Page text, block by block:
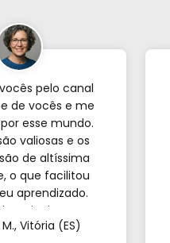
pelo canal
de vocês e me
esse mundo.
valiosas e os
de altíssima
o que facilitou
aprendizado.
imaginei que
resultados tão
Vitória (ES)